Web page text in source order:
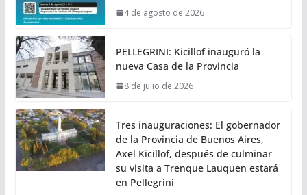
4 de agosto de 2026
PELLEGRINI: Kicillof inauguró la
nueva Casa de la Provincia
8 de julio de 2026
Tres inauguraciones: El gobernador
de la Provincia de Buenos Aires,
Axel Kicillof, después de culminar
su visita a Trenque Lauquen estará
en Pellegrini